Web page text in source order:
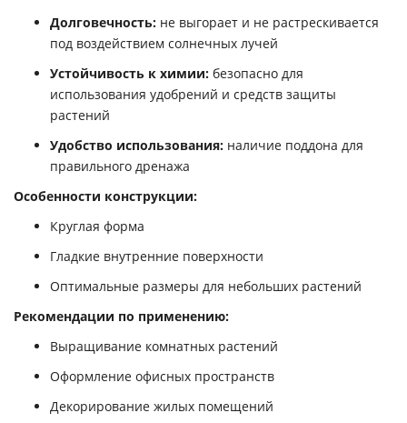
Долговечность: не выгорает и не растрескивается
под воздействием солнечных лучей
Устойчивость к химии: безопасно для
использования удобрений и средств защиты
растений
Удобство использования: наличие поддона для
правильного дренажа
Особенности конструкции:
Круглая форма
Гладкие внутренние поверхности
Оптимальные размеры для небольших растений
Рекомендации по применению:
Выращивание комнатных растений
Оформление офисных пространств
Декорирование жилых помещений